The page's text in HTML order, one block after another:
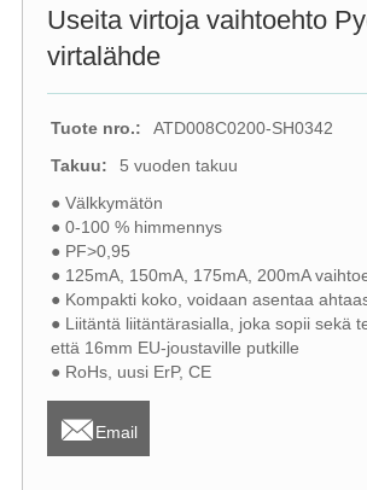
Useita virtoja vaihtoehto
virtalähde
Tuote nro.:
ATD008C0200-SH0342
Takuu:
5 vuoden takuu
● Välkkymätön
● 0-100 % himmennys
● PF>0,95
● 125mA, 150mA, 175mA, 200mA
● Kompakti koko, voidaan asentaa
● Liitäntä liitäntärasialla, joka sopii sekä
että 16mm EU-joustaville putkille
● RoHs, uusi ErP, CE
Email